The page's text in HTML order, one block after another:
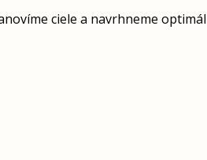
ciele a navrhneme